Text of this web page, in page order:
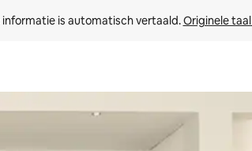
informatie is automatisch vertaald. Originele